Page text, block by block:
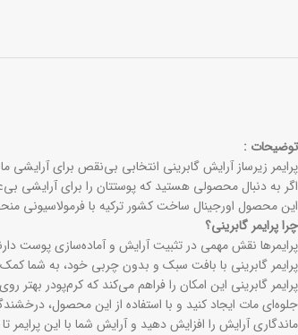
توضیحات :
پرایمر زیرساز آرایش گابرینی انتخابی بی‌نقص برای آرایشی
اگر به دنبال محصولی هستید که پوستتان را برای آرایشی
این محصول اورجینال ساخت کشور ترکیه با فرمولاسیونی
چرا پرایمر گابرینی؟
پرایمرها نقش مهمی در تثبیت آرایش و آماده‌سازی پوست
پرایمر گابرینی با بافت سبک و بدون چربی خود، به شما
پرایمر گابرینی این امکان را فراهم می‌کند که کرم‌پودر بهتر
جلوه‌ای مات ایجاد کنید و با استفاده از این محصول،
ماندگاری آرایش را افزایش دهید و آرایش شما با این